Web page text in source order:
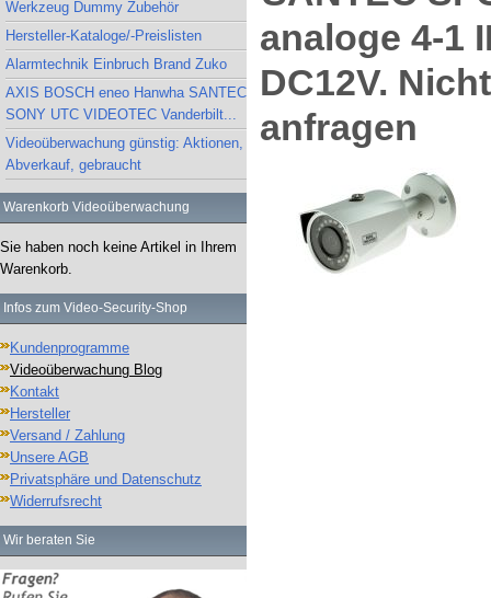
Werkzeug Dummy Zubehör
Hersteller-Kataloge/-Preislisten
Alarmtechnik Einbruch Brand Zuko
AXIS BOSCH eneo Hanwha SANTEC
SONY UTC VIDEOTEC Vanderbilt...
Videoüberwachung günstig: Aktionen,
Abverkauf, gebraucht
Warenkorb Videoüberwachung
Sie haben noch keine Artikel in Ihrem
Warenkorb.
Infos zum Video-Security-Shop
Kundenprogramme
Videoüberwachung Blog
Kontakt
Hersteller
Versand / Zahlung
Unsere AGB
Privatsphäre und Datenschutz
Widerrufsrecht
Wir beraten Sie
analoge 4-1
DC12V.
anfragen